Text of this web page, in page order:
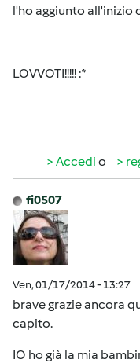
l'ho aggiunto all'inizio
LOVVOTI!!!!! :*
Accedi o
fi0507
Ven, 01/17/2014 - 13:27
brave grazie ancora
capito.
IO ho già la mia